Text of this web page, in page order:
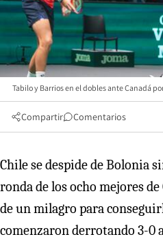
Tabilo y Barrios en el dobles ante Canadá
Compartir Comentarios
Chile se despide de Bolonia
ronda de los ocho mejores
de un milagro para
comenzaron derrotando 3-0